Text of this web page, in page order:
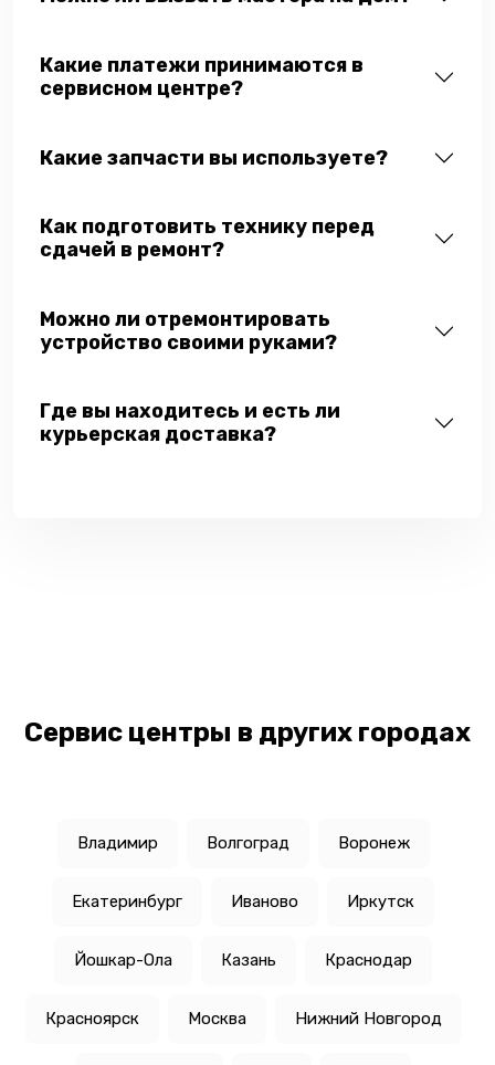
Какие платежи принимаются в
сервисном центре?
Какие запчасти вы используете?
Как подготовить технику перед
сдачей в ремонт?
Можно ли отремонтировать
устройство своими руками?
Где вы находитесь и есть ли
курьерская доставка?
Сервис центры в других городах
Владимир Волгоград Воронеж
Екатеринбург Иваново Иркутск
Йошкар-Ола Казань Краснодар
Красноярск Москва Нижний Новгород